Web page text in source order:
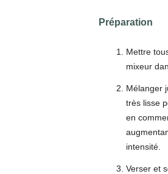
Préparation
Mettre
mixeur
Mélanger
très lisse
en
intensité.
Verser et